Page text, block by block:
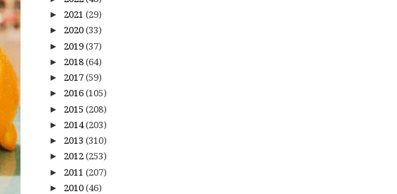
► 2021 (29)
► 2020 (33)
► 2019 (37)
► 2018 (64)
► 2017 (59)
► 2016 (105)
► 2015 (208)
► 2014(203)
► 2013 (310)
► 2012 (253)
► 2011 (207)
► 2010 (46)